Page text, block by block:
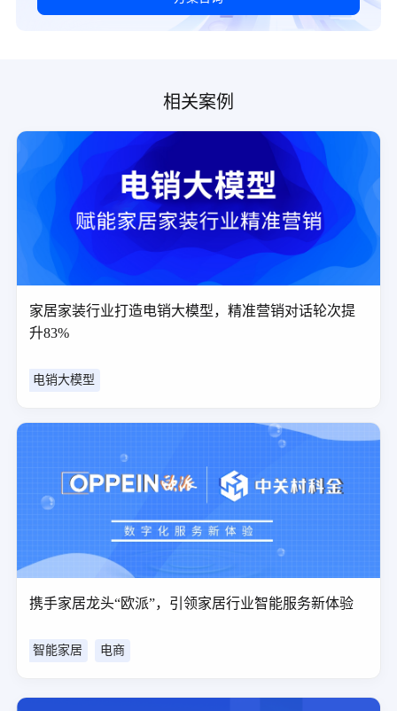
相关案例
家居家装行业打造电销大模型，精准营销对话轮次提
升83%
电销大模型
携手家居龙头“欧派”，引领家居行业智能服务新体验
智能家居 电商